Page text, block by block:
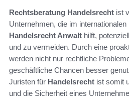
Rechtsberatung Handelsrecht ist
Unternehmen, die im
Handelsrecht Anwalt hilft,
und zu vermeiden. Durch eine
werden nicht nur rechtliche
geschäftliche Chancen besser
Juristen für Handelsrecht ist somit
und die Sicherheit eines